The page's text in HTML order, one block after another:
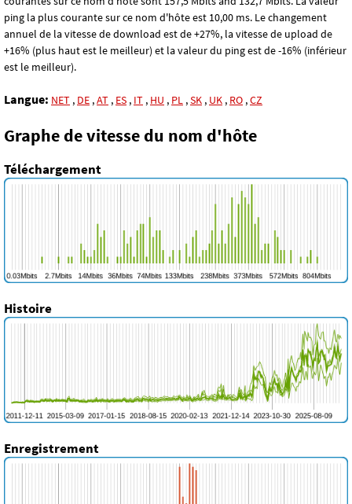
ping la plus courante sur ce nom d'hôte est 10,00 ms. Le changement
annuel de la vitesse de download est de +27%, la vitesse de upload de
+16% (plus haut est le meilleur) et la valeur du ping est de -16% (inférieur
est le meilleur).
Langue: NET , DE ,AT , ES , IT , HU , PL ,SK , UK , RO ,CZ
Graphe de vitesse du nom d'hôte
Téléchargement
Histoire
Enregistrement